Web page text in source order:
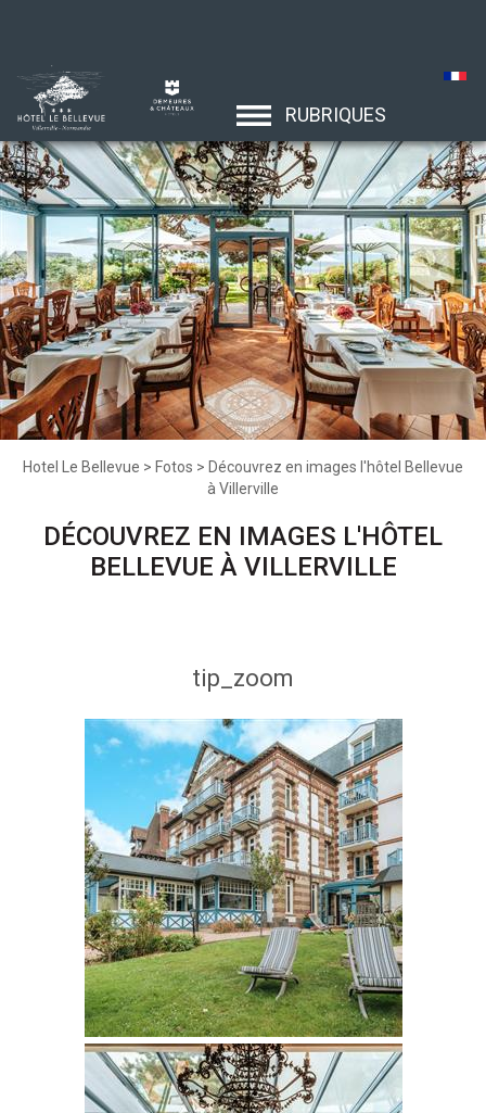
RUBRIQUES
Hotel Le Bellevue > Fotos > Découvrez en images l'hôtel Bellevue
à Villerville
DÉCOUVREZ EN IMAGES L'HÔTEL
BELLEVUE À VILLERVILLE
tip_zoom